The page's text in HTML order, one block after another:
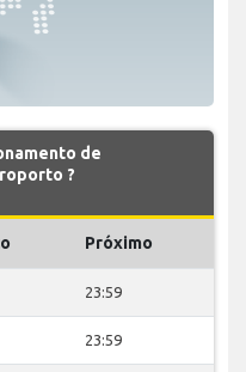
de
?
Próximo
23:59
23:59